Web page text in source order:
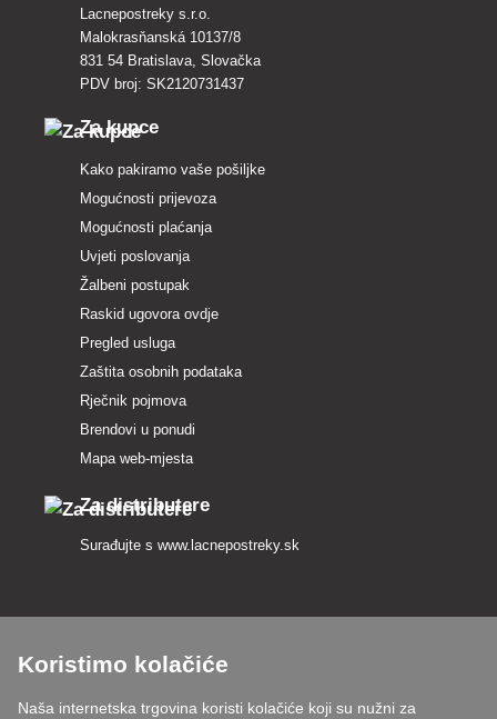
Lacnepostreky s.r.o.
Malokrasňanská 10137/8
831 54 Bratislava, Slovačka
PDV broj: SK2120731437
Za kupce
Kako pakiramo vaše pošiljke
Mogućnosti prijevoza
Mogućnosti plaćanja
Uvjeti poslovanja
Žalbeni postupak
Raskid ugovora ovdje
Pregled usluga
Zaštita osobnih podataka
Rječnik pojmova
Brendovi u ponudi
Mapa web-mjesta
Za distributere
Surađujte s www.lacnepostreky.sk
Uvijek ćemo vas profesionalno savjetovati
Koristimo kolačiće
Naša internetska trgovina koristi kolačiće koji su nužni za